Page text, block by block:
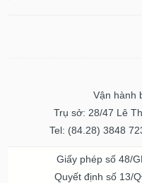
Vận hành
Trụ sở: 28/47 Lê
Tel: (84.28) 3848
Giấy phép số 48/
Quyết định số 13/